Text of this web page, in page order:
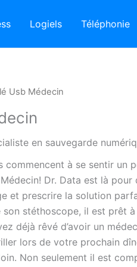
Logiels Téléphonie
Usb Médecin
en sauvegarde
commencent à se sentir un
Dr. Data est là
et prescrire la solution
son stéthoscope, il est prêt
déjà rêvé d’avoir un
lors de votre prochain
Non seulement il est